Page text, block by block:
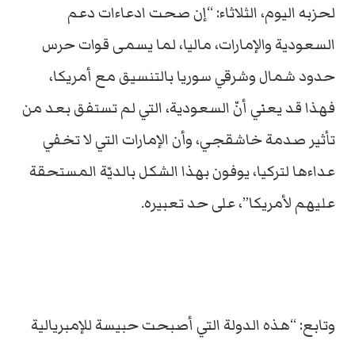
لحزبه اليوم، الثلاثاء: “إن صحت ادعاءات دعم
السعودية والإمارات، ماليا، لما يسمى قوات حرس
حدود شمال وشرقي سوريا بالتنسيق مع أمريكا،
فهذا قد يعني أنّ السعودية، التي لم تستفق بعد من
تأثير صدمة خاشقجي، وأن الإمارات التي لا تخفي
عداءها لتركيا، يوفون بهذا الشكل بالديّة المستحقة
عليهم لأمريكا”، على حد تعبيره.
وتابع: “هذه الدولة التي أصبحت حبيسة للإمبريالية